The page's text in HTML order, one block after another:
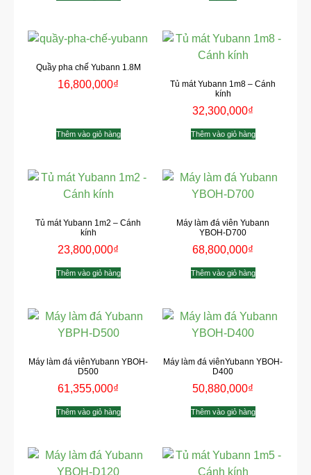
Quầy pha chế Yubann 1.8M
16,800,000₫
Thêm vào giỏ hàng
Tủ mát Yubann 1m8 – Cánh
kính
32,300,000₫
Thêm vào giỏ hàng
Tủ mát Yubann 1m2 – Cánh
kính
23,800,000₫
Thêm vào giỏ hàng
Máy làm đá viên Yubann
YBOH-D700
68,800,000₫
Thêm vào giỏ hàng
Máy làm đá viênYubann YBOH-
D500
61,355,000₫
Thêm vào giỏ hàng
Máy làm đá viênYubann YBOH-
D400
50,880,000₫
Thêm vào giỏ hàng